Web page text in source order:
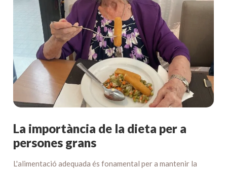
La importància de la dieta per a
persones grans
L'alimentació adequada és fonamental per a mantenir la